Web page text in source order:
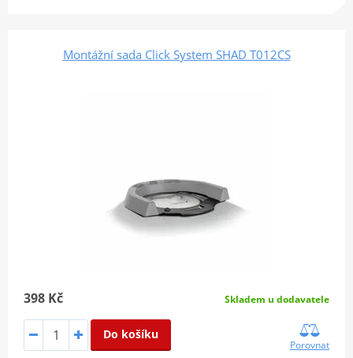
Montážní sada Click System SHAD T012CS
398 Kč Skladem u dodavatele
Do košíku
Porovnat